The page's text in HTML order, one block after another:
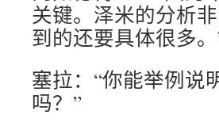
关键。泽米的分析
到的还要具体很多
塞拉：“你能举例说
吗？”